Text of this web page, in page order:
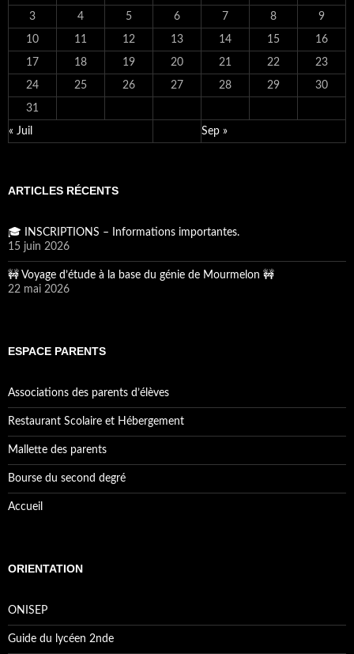
3 4 5 6 7 8 9
10 11 12 13 14 15 16
17 18 19 20 21 22 23
24 25 26 27 28 29 30
31
« Juil Sep »
ARTICLES RÉCENTS
🎓 INSCRIPTIONS – Informations importantes.
15 juin 2026
🚧 Voyage d’étude à la base du génie de Mourmelon 🚧
22 mai 2026
ESPACE PARENTS
Associations des parents d’élèves
Restaurant Scolaire et Hébergement
Mallette des parents
Bourse du second degré
Accueil
ORIENTATION
ONISEP
Guide du lycéen 2nde